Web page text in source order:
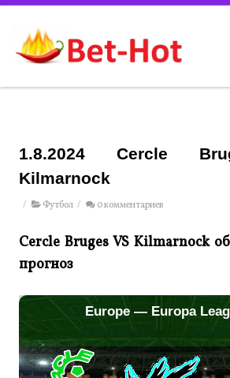
1.8.2024 Cercle
Kilmarnock
/ Футбол / 0 комментариев
Cercle Bruges VS Kilmarnock
прогноз
Europe — Europa